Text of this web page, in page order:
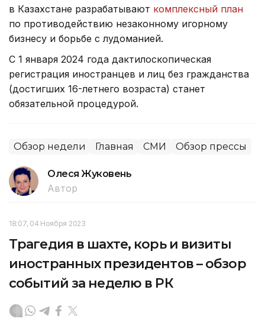
в Казахстане разрабатывают комплексный план
по противодействию незаконному игорному
бизнесу и борьбе с лудоманией.
С 1 января 2024 года дактилоскопическая
регистрация иностранцев и лиц без гражданства
(достигших 16-летнего возраста) станет
обязательной процедурой.
Обзор недели Главная СМИ Обзор прессы
Олеся Жуковень
Автор
18:07, 04 Ноября 2023
Трагедия в шахте, корь и визиты
иностранных президентов – обзор
событий за неделю в РК